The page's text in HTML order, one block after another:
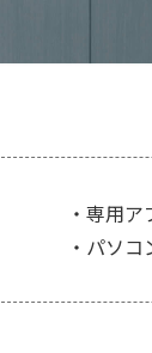
・専用
・パソ